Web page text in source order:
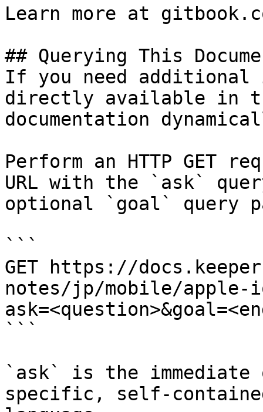
Learn more at
## Querying This
If you need
directly available in
documentation
Perform an HTTP GET
URL with the `ask`
optional `goal` query
```
GET https://
notes/jp/mobile/apple-
```
`ask` is the
specific, self-